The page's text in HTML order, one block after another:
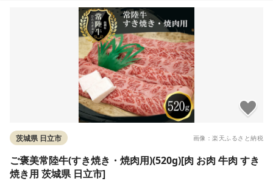
き焼き用 茨城県 日立市]
画像：楽天ふるさと納税
茨城県 日立市
ご褒美常陸牛(すき焼き・焼肉用)(520g)[肉 お肉 牛肉 すき
焼き用 茨城県 日立市]